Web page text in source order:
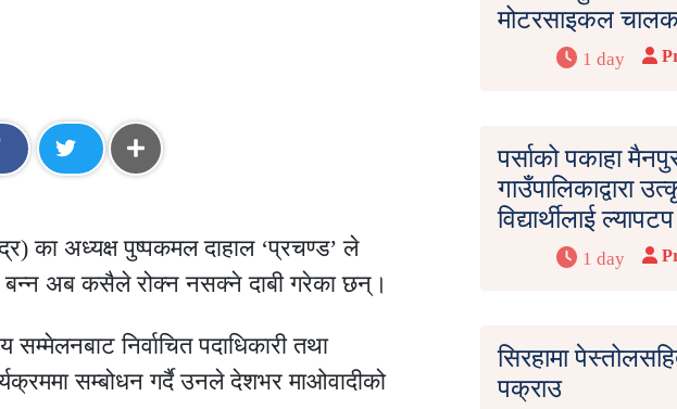
का अध्यक्ष पुष्पकमल दाहाल ‘प्रचण्ड’ ले
बन्न अब कसैले रोक्न नसक्ने दाबी गरेका छन्।
निर्वाचित पदाधिकारी तथा
सम्बोधन गर्दै उनले देशभर माओवादीको
मोटरसाइकल
1 day
पर्साको पकाहा
गाउँपालिकाद्वारा
विद्यार्थीलाई
1 day
सिरहामा
पक्राउ